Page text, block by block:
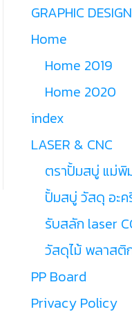
GRAPHIC
Home
Home 2019
Home 2020
index
LASER & CNC
ตราปั้มสบู่ แม่
ปั้มสบู่ วัสดุ อะ
รับสลัก laser
วัสดุไม้ พลาสติ
PP Board
Privacy Policy